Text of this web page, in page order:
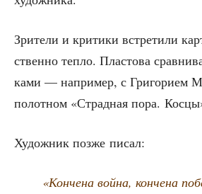
Зри­те­ли и кри­ти­ки встре­ти­ли
ствен­но теп­ло. Пла­сто­ва
ка­ми — напри­мер, с Гри­го­ри­ем
полот­ном «Страд­ная пора.
Худож­ник поз­же писал:
«Кон­че­на вой­на, кон­че­на